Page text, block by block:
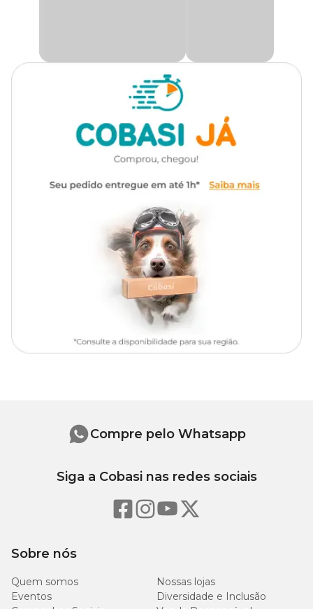
Posicione o filtro em local onde e possa movimentar o máximo de
Regule a distância do filtro com o aquário;
Remova a tampa do filtro e encha-o com água;
Ligue o filtro a rede elétrica especificada na embalagem.
Vazão
Medidas aproximadas
Sobre nós
Quem somos
Nossas lojas
Eventos
Diversidade e Inclusão
Compre pelo Whatsapp
Siga a Cobasi nas redes sociais